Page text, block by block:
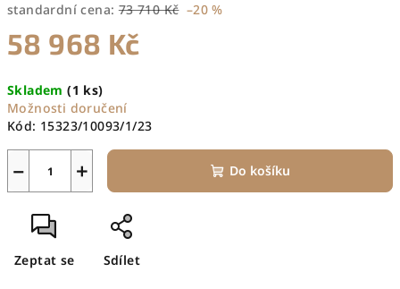
standardní cena: 73 710 Kč –20 %
58 968 Kč
cena:
Skladem(1 ks)
Možnosti doručení
Kód: 15323/10093/1/23
+
− Do košíku
Zeptat se Sdílet